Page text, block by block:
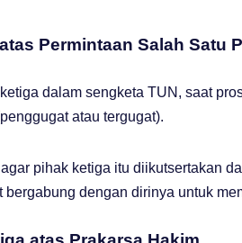
Permintaan Salah Satu
dalam sengketa TUN, saat
atau tergugat).
pihak ketiga itu diikutsertakan
bergabung dengan dirinya untuk